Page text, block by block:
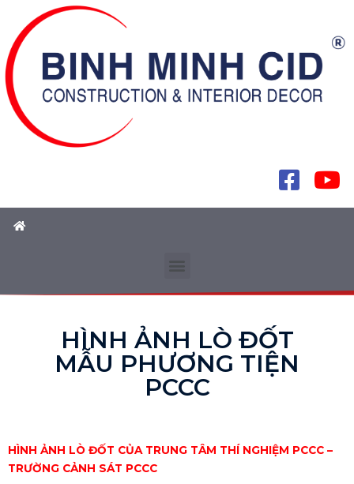
HÌNH ẢNH LÒ ĐỐT
MẪU PHƯƠNG TIỆN
PCCC
HÌNH ẢNH LÒ ĐỐT CỦA TRUNG TÂM THÍ NGHIỆM PCCC –
TRƯỜNG CẢNH SÁT PCCC